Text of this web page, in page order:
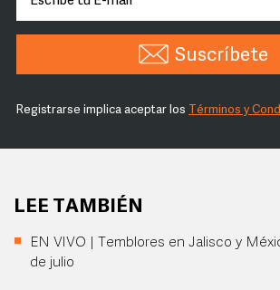
Suscríbete
Registrarse implica aceptar los Términos y
LEE TAMBIÉN
EN VIVO | Temblores en Jalisco y
de julio